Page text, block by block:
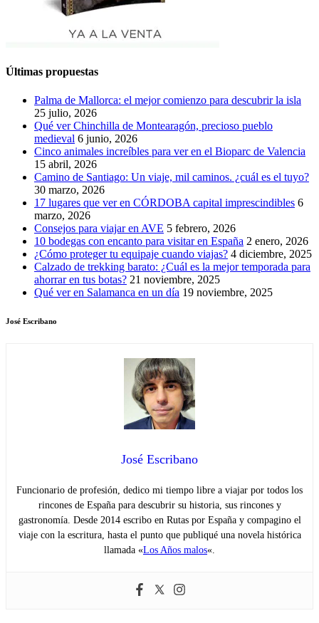
Últimas propuestas
Palma de Mallorca: el mejor comienzo para descubrir la isla
25 julio, 2026
Qué ver Chinchilla de Montearagón, precioso pueblo
medieval 6 junio, 2026
Cinco animales increíbles para ver en el Bioparc de Valencia
15 abril, 2026
Camino de Santiago: Un viaje, mil caminos. ¿cuál es el tuyo?
30 marzo, 2026
17 lugares que ver en CÓRDOBA capital imprescindibles 6
marzo, 2026
Consejos para viajar en AVE 5 febrero, 2026
10 bodegas con encanto para visitar en España 2 enero, 2026
¿Cómo proteger tu equipaje cuando viajas? 4 diciembre, 2025
Calzado de trekking barato: ¿Cuál es la mejor temporada para
ahorrar en tus botas? 21 noviembre, 2025
Qué ver en Salamanca en un día 19 noviembre, 2025
José Escribano
José Escribano
Funcionario de profesión, dedico mi tiempo libre a viajar por todos los
rincones de España para descubrir su historia, sus rincones y
gastronomía. Desde 2014 escribo en Rutas por España y compagino el
viaje con la escritura, hasta el punto que publiqué una novela histórica
llamada «Los Años malos«.